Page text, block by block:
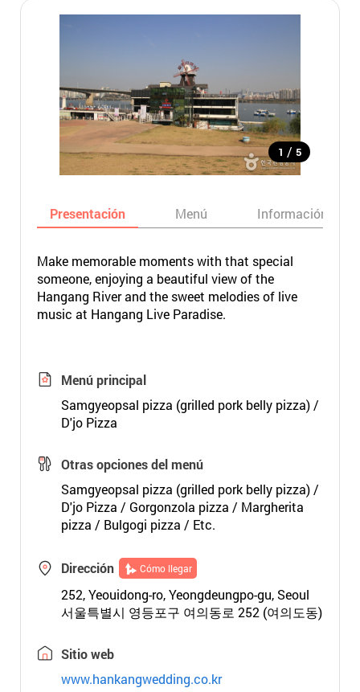
1 / 5
Presentación Menú Información
Make memorable moments with that special
someone, enjoying a beautiful view of the
Hangang River and the sweet melodies of live
music at Hangang Live Paradise.
Menú principal
Samgyeopsal pizza (grilled pork belly pizza) /
D'jo Pizza
Otras opciones del menú
Samgyeopsal pizza (grilled pork belly pizza) /
D'jo Pizza / Gorgonzola pizza / Margherita
pizza / Bulgogi pizza / Etc.
Dirección Cómo llegar
252, Yeouidong-ro, Yeongdeungpo-gu, Seoul
서울특별시 영등포구 여의동로 252 (여의도동)
Sitio web
www.hankangwedding.co.kr